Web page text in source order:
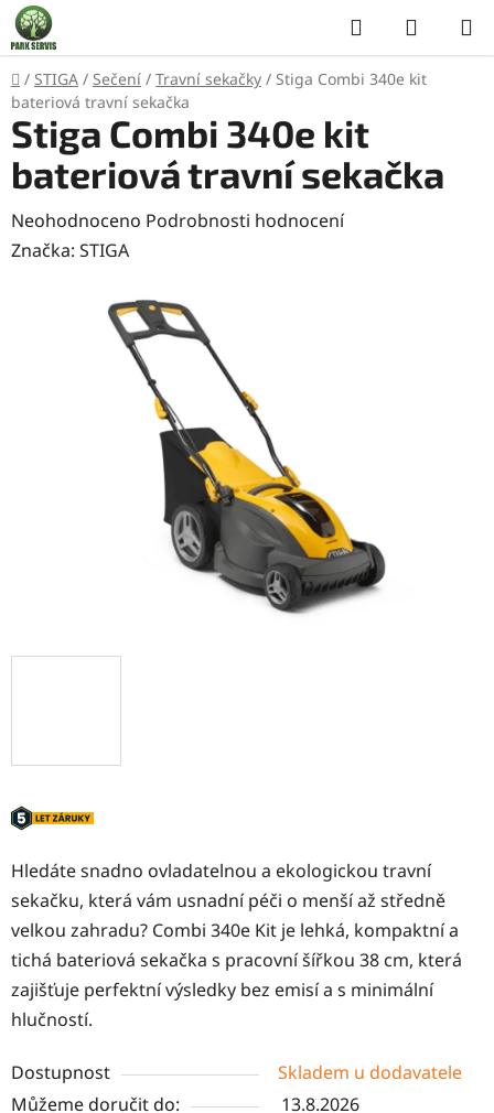
Přejít
na
obsah
Hledat
KOŠÍK
Domů
/ STIGA / Sečení / Travní sekačky / Stiga Combi 340e kit
bateriová travní sekačka
Hledáte snadno ovladatelnou a ekologickou travní
sekačku, která vám usnadní péči o menší až středně
velkou zahradu? Combi 340e Kit je lehká, kompaktní a
tichá bateriová sekačka s pracovní šířkou 38 cm, která
zajišťuje perfektní výsledky bez emisí a s minimální
hlučností.
Dostupnost
Skladem u dodavatele
Můžeme doručit do:
13.8.2026
Stiga Combi 340e kit
bateriová travní sekačka
Průměrné
hodnocení
Neohodnoceno Podrobnosti hodnocení
Značka: STIGA